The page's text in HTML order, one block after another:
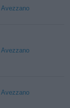
Avezzano
Avezzano
Avezzano